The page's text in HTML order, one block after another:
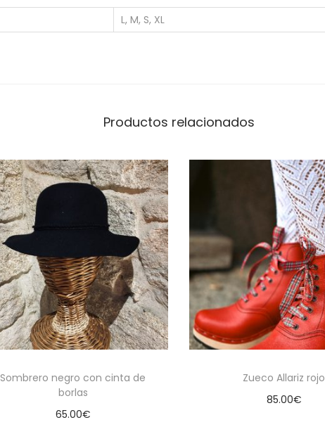
L, M, S, XL
Productos relacionados
Sombrero negro con cinta de
borlas
65.00€
Zueco Allariz rojo
85.00€